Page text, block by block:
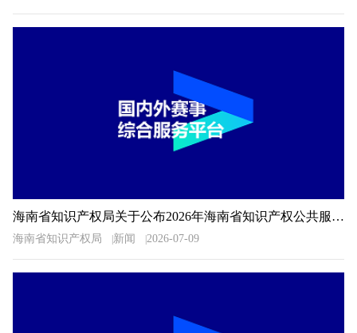
海南省知识产权局关于公布2026年海南省知识产权公共服务信息检索分析技能大赛获奖名单的通知
海南省知识产权局 新闻 2026-07-09